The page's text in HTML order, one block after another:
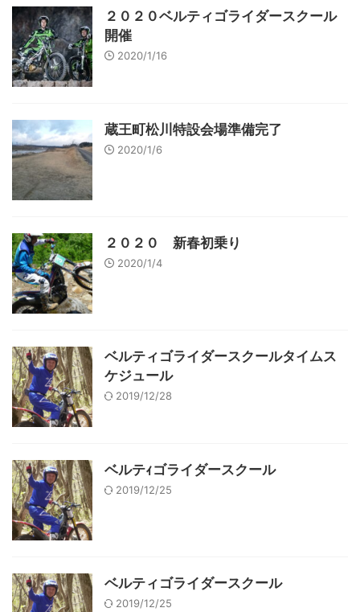
２０２０ベルティゴライダースクール
開催
2020/1/16
蔵王町松川特設会場準備完了
2020/1/6
２０２０ 新春初乗り
2020/1/4
ベルティゴライダースクールタイムス
ケジュール
2019/12/28
ベルテｨゴライダースクール
2019/12/25
ベルティゴライダースクール
2019/12/25